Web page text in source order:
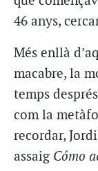
46 anys,
Més enllà
macabre, la
temps
com la
recordar,
assaig Cómo